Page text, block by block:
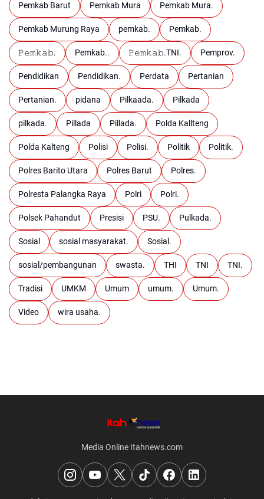
Pemkab Barut Pemkab Mura Pemkab Mura.
Pemkab Murung Raya pemkab. Pemkab.
𝙿𝚎𝚖𝚔𝚊𝚋. Pemkab.. 𝙿𝚎𝚖𝚔𝚊𝚋.TNI. Pemprov.
Pendidikan Pendidikan. Perdata Pertanian
Pertanian. pidana Pilkaada. Pilkada
pilkada. Pillada Pillada. Polda Kallteng
Polda Kalteng Polisi Polisi. Politik Politik.
Polres Barito Utara Polres Barut Polres.
Polresta Palangka Raya Polri Polri.
Polsek Pahandut Presisi PSU. Pulkada.
Sosial sosial masyarakat. Sosial.
sosial/pembangunan swasta. THI TNI TNI.
Tradisi UMKM Umum umum. Umum.
Video wira usaha.
Media Online Itahnews.com